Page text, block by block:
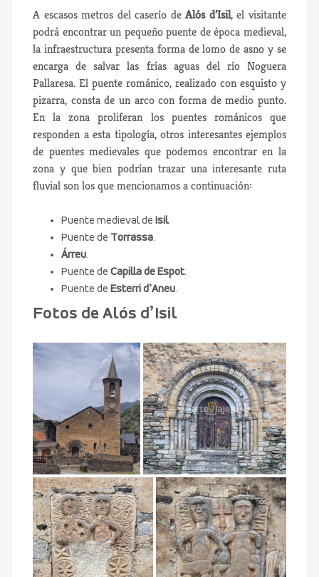
A escasos metros del caserío deAlós d’Isil, el visitante
podrá encontrar un pequeño puente de época medieval,
la infraestructura presenta forma de lomo de asno y se
encarga de salvar las frías aguas del río Noguera
Pallaresa. El puente románico, realizado con esquisto y
pizarra, consta de un arco con forma de medio punto.
En la zona proliferan los puentes románicos que
responden a esta tipología, otros interesantes ejemplos
de puentes medievales que podemos encontrar en la
zona y que bien podrían trazar una interesante ruta
fluvial son los que mencionamos a continuación:
Puente medieval de Isil.
Puente de Torrassa.
Árreu.
Puente de Capilla de Espot.
Puente de Esterri d’Aneu.
Fotos de Alós d’Isil